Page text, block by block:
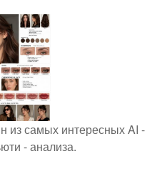
из самых интересных AI -
- анализа.